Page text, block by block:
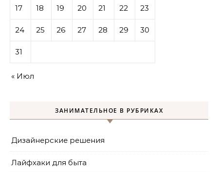
17 18 19 20 21 22 23
24 25 26 27 28 29 30
31
« Июл
ЗАНИМАТЕЛЬНОЕ В РУБРИКАХ
Дизайнерские решения
Лайфхаки для быта